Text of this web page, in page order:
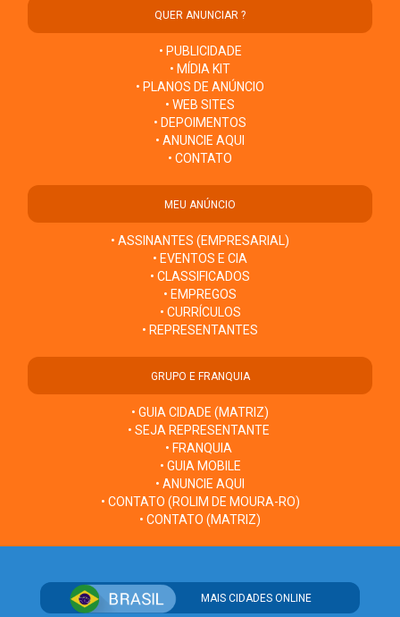
QUER ANUNCIAR ?
• PUBLICIDADE
• MÍDIA KIT
• PLANOS DE ANÚNCIO
• WEB SITES
• DEPOIMENTOS
• ANUNCIE AQUI
• CONTATO
MEU ANÚNCIO
• ASSINANTES (EMPRESARIAL)
• EVENTOS E CIA
• CLASSIFICADOS
• EMPREGOS
• CURRÍCULOS
• REPRESENTANTES
GRUPO E FRANQUIA
• GUIA CIDADE (MATRIZ)
• SEJA REPRESENTANTE
• FRANQUIA
• GUIA MOBILE
• ANUNCIE AQUI
• CONTATO (ROLIM DE MOURA-RO)
• CONTATO (MATRIZ)
MAIS CIDADES ONLINE